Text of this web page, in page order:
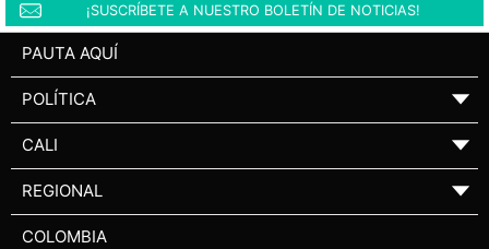
¡SUSCRÍBETE A NUESTRO BOLETÍN DE NOTICIAS!
PAUTA AQUÍ
POLÍTICA ▼
CALI ▼
REGIONAL ▼
COLOMBIA